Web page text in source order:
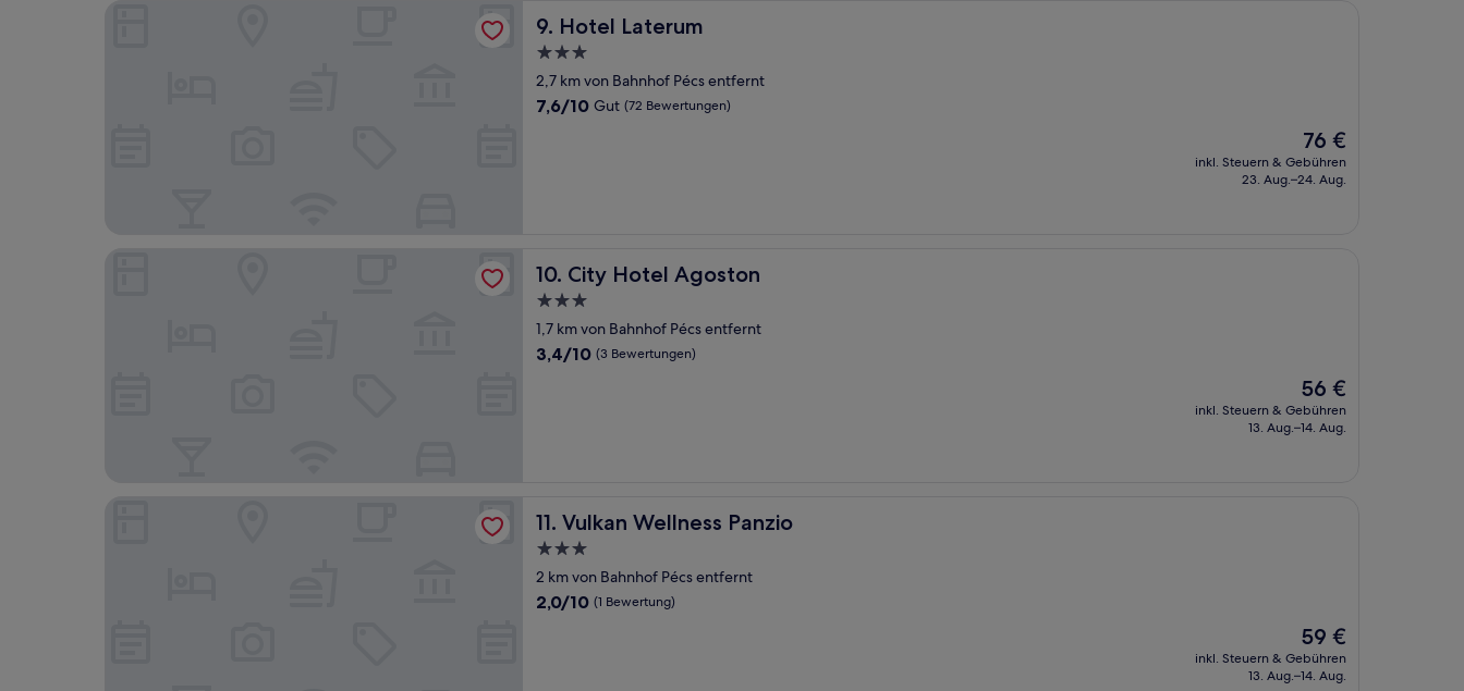
9. Hotel Laterum
Hotel Laterum
3.0-
Sterne-
Unterkunft
2,7 km von Bahnhof Pécs entfernt
7.6
7,6/10 Gut (72 Bewertungen)
Der
Preis
beträgt
76 €
inkl. Steuern & Gebühren
23. Aug.–24. Aug.
10. City Hotel Agoston
City Hotel Agoston
3.0-
Sterne-
Unterkunft
1,7 km von Bahnhof Pécs entfernt
3.4
3,4/10 (3 Bewertungen)
Der
Preis
beträgt
56 €
inkl. Steuern & Gebühren
13. Aug.–14. Aug.
11. Vulkan Wellness Panzio
Vulkan Wellness Panzio
3.0-
Sterne-
Unterkunft
2 km von Bahnhof Pécs entfernt
2.0
2,0/10 (1 Bewertung)
Der
Preis
beträgt
59 €
inkl. Steuern & Gebühren
13. Aug.–14. Aug.